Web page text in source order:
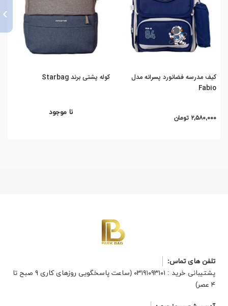
کیف مدرسه فضانورد پسرانه مدل
Fabio
۲,۵۸۰,۰۰۰ تومان
کوله پشتی برند Starbag
نا موجود
›
تلفن های تماس:
پشتیبانی خرید : ۰۳۱۹۱۰۹۳۱۰۱ (ساعت پاسخگویی روزهای کاری ۹ صبح تا
۴ عصر)